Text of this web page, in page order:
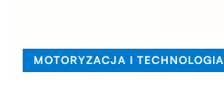
MOTORYZACJA I TECHNOLOGIA